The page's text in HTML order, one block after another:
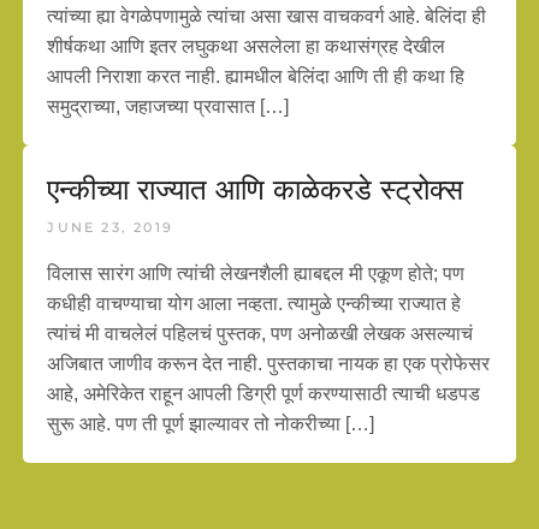
त्यांच्या ह्या वेगळेपणामुळे त्यांचा असा खास वाचकवर्ग आहे. बेलिंदा ही
शीर्षकथा आणि इतर लघुकथा असलेला हा कथासंग्रह देखील
आपली निराशा करत नाही. ह्यामधील बेलिंदा आणि ती ही कथा हि
समुद्राच्या, जहाजच्या प्रवासात […]
एन्कीच्या राज्यात आणि काळेकरडे स्ट्रोक्स
JUNE 23, 2019
विलास सारंग आणि त्यांची लेखनशैली ह्याबद्दल मी एकूण होते; पण
कधीही वाचण्याचा योग आला नव्हता. त्यामुळे एन्कीच्या राज्यात हे
त्यांचं मी वाचलेलं पहिलचं पुस्तक, पण अनोळखी लेखक असल्याचं
अजिबात जाणीव करून देत नाही. पुस्तकाचा नायक हा एक प्रोफेसर
आहे, अमेरिकेत राहून आपली डिग्री पूर्ण करण्यासाठी त्याची धडपड
सुरू आहे. पण ती पूर्ण झाल्यावर तो नोकरीच्या […]